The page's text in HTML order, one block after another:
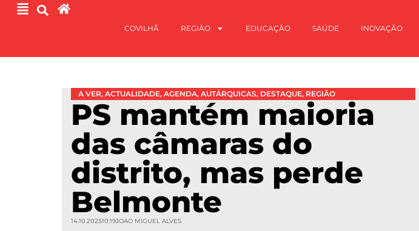
COVILHÃ REGIÃO EDUCAÇÃO SAÚDE INOVAÇÃO
A VER, ACTUALIDADE, AGENDA, AUTÁRQUICAS, DESTAQUE, REGIÃO
PS mantém maioria
das câmaras do
distrito, mas perde
Belmonte
14.10.202510:19JOAO MIGUEL ALVES